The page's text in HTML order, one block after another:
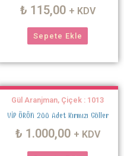
₺ 115,00 + KDV
Sepete Ekle
Gül Aranjman, Çiçek : 1013
VİP ÜRÜN 200 Adet Kırmızı Güller
₺ 1.000,00 + KDV